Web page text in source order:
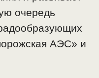
очередь
АЭС» и